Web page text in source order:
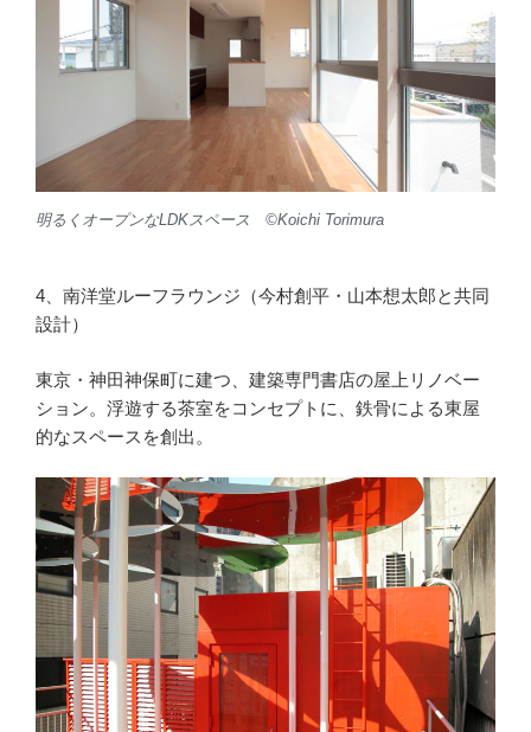
明るくオープンなLDKスペース ©︎Koichi Torimura
4、南洋堂ルーフラウンジ（今村創平・山本想太郎と共同
設計）
東京・神田神保町に建つ、建築専門書店の屋上リノベー
ション。浮遊する茶室をコンセプトに、鉄骨による東屋
的なスペースを創出。